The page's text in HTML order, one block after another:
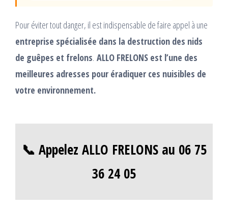
Pour éviter tout danger, il est indispensable de faire appel à une
entreprise spécialisée dans la destruction des nids
de guêpes et frelons. ALLO FRELONS est l’une des
meilleures adresses pour éradiquer ces nuisibles de
votre environnement.
📞 Appelez ALLO FRELONS au 06 75
36 24 05